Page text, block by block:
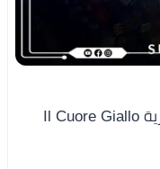
أسعار مول الكور جيالو العاصمة الإدارية Il Cuore Giallo